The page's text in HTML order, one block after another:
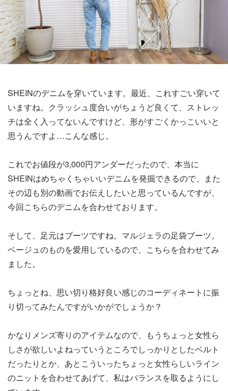
SHEINのデニムを穿いています。最近、これすごい穿いて
いますね。クラッシュ度合いがちょうど良くて、ストレッ
チは全く入ってないんですけど、形がすごくかっこいいと
思うんですよ…こんな感じ。
これでお値段が3,000円アンダーだったので、本当に
SHEINはめちゃくちゃいいデニムを発掘できるので、また
その辺も別の動画でお伝えしたいと思っているんですが、
今回こちらのデニムを合わせております。
そして、足元はブーツですね。マルジェラの足袋ブーツ。
ベージュのものを愛用しているので、こちらを合わせてみ
ました。
ちょっとね、思い切り格好良い感じのコーディネートに振
り切ってみたんですがいかがでしょうか？
かなりメンズ寄りのアイテムなので、もうちょっと女性ら
しさが欲しいよねっていうところでしっかりとしたベルト
だったりとか、あとこういったちょっと女性らしいライン
のニットを合わせてあげて、私はバランスを取るようにし